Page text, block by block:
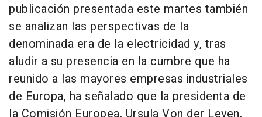
publicación presentada este martes también
se analizan las perspectivas de la
denominada era de la electricidad y, tras
aludir a su presencia en la cumbre que ha
reunido a las mayores empresas industriales
de Europa, ha señalado que la presidenta de